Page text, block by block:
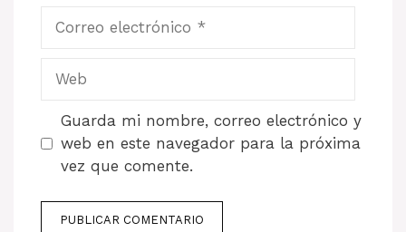
Guarda mi nombre, correo electrónico y
web en este navegador para la próxima
vez que comente.